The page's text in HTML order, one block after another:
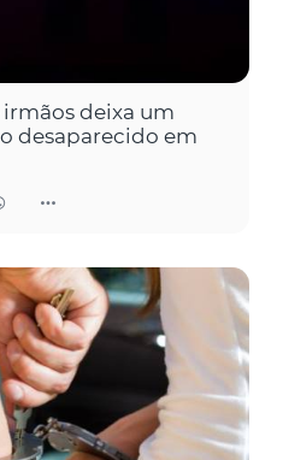
deixa um
desaparecido em